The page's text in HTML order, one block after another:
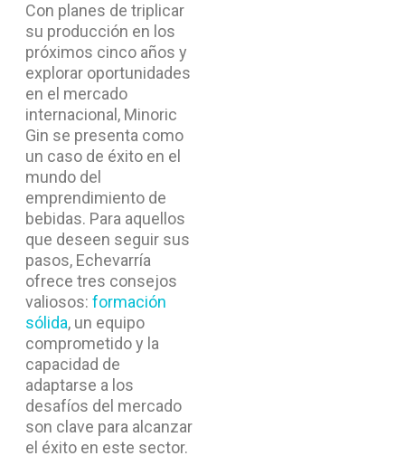
Con planes de triplicar
su producción en los
próximos cinco años y
explorar oportunidades
en el mercado
internacional, Minoric
Gin se presenta como
un caso de éxito en el
mundo del
emprendimiento de
bebidas. Para aquellos
que deseen seguir sus
pasos, Echevarría
ofrece tres consejos
valiosos: formación
sólida, un equipo
comprometido y la
capacidad de
adaptarse a los
desafíos del mercado
son clave para alcanzar
el éxito en este sector.